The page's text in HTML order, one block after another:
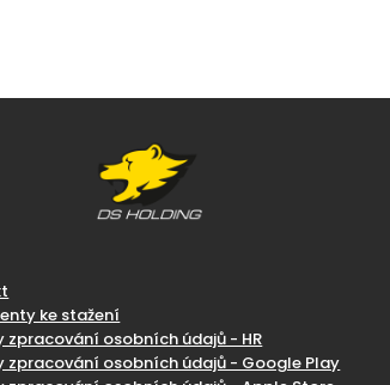
ke stažení
zpracování osobních údajů - HR
zpracování osobních údajů - Google Play